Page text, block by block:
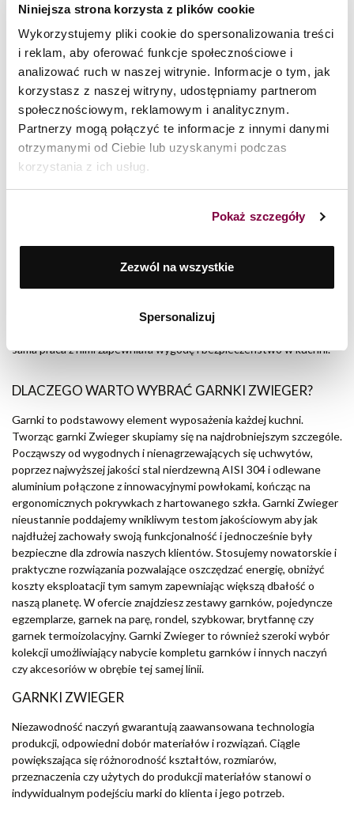
Niniejsza strona korzysta z plików cookie
Wykorzystujemy pliki cookie do spersonalizowania treści
i reklam, aby oferować funkcje społecznościowe i
analizować ruch w naszej witrynie. Informacje o tym, jak
korzystasz z naszej witryny, udostępniamy partnerom
społecznościowym, reklamowym i analitycznym.
Partnerzy mogą połączyć te informacje z innymi danymi
otrzymanymi od Ciebie lub uzyskanymi podczas
korzystania z ich usług.
Pokaż szczegóły
Zezwól na wszystkie
Spersonalizuj
estetyki z innowacyjną funkcjonalnością w taki sposób, by
sama praca z nimi zapewniała wygodę i bezpieczeństwo w kuchni.
DLACZEGO WARTO WYBRAĆ GARNKI ZWIEGER?
Garnki to podstawowy element wyposażenia każdej kuchni.
Tworząc garnki Zwieger skupiamy się na najdrobniejszym szczególe.
Począwszy od wygodnych i nienagrzewających się uchwytów,
poprzez najwyższej jakości stal nierdzewną AISI 304 i odlewane
aluminium połączone z innowacyjnymi powłokami, kończąc na
ergonomicznych pokrywkach z hartowanego szkła. Garnki Zwieger
nieustannie poddajemy wnikliwym testom jakościowym aby jak
najdłużej zachowały swoją funkcjonalność i jednocześnie były
bezpieczne dla zdrowia naszych klientów. Stosujemy nowatorskie i
praktyczne rozwiązania pozwalające oszczędzać energię, obniżyć
koszty eksploatacji tym samym zapewniając większą dbałość o
naszą planetę. W ofercie znajdziesz zestawy garnków, pojedyncze
egzemplarze, garnek na parę, rondel, szybkowar, brytfannę czy
garnek termoizolacyjny. Garnki Zwieger to również szeroki wybór
kolekcji umożliwiający nabycie kompletu garnków i innych naczyń
czy akcesoriów w obrębie tej samej linii.
GARNKI ZWIEGER
Niezawodność naczyń gwarantują zaawansowana technologia
produkcji, odpowiedni dobór materiałów i rozwiązań. Ciągle
powiększająca się różnorodność kształtów, rozmiarów,
przeznaczenia czy użytych do produkcji materiałów stanowi o
indywidualnym podejściu marki do klienta i jego potrzeb.